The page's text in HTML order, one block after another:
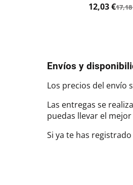
12,03 €
Envíos y
Los precios del envío
Las entregas se
puedas llevar el
Si ya te has